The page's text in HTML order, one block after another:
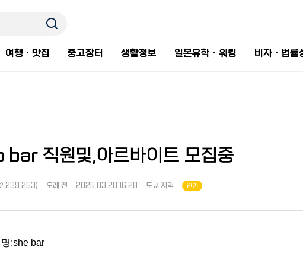
여행ㆍ맛집 중고장터 생활정보 일본유학ㆍ워킹 비자ㆍ법률
직원및,아르바이트 모집중
오래 전 2025.03.20 16:28 도쿄 지역 인기
:she bar